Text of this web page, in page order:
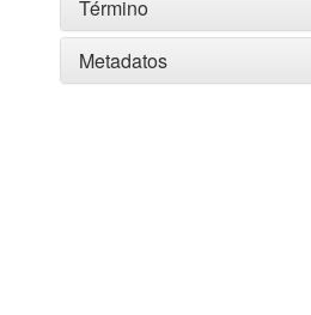
Término
Metadatos